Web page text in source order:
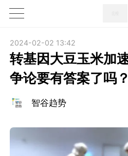
1X
2024-02-02 13:42
转基因大豆玉米加
争论要有答案了吗？
智谷趋势